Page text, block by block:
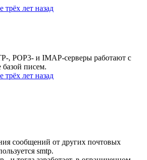
трёх лет назад
, POP3- и IMAP-серверы работают с
писем.
трёх лет назад
сообщений от других почтовых
smtp.